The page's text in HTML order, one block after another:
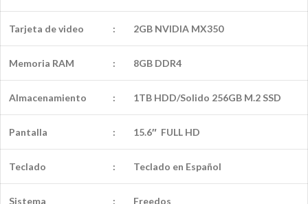
Tarjeta de video : 2GB NVIDIA MX350
Memoria RAM : 8GB DDR4
Almacenamiento : 1TB HDD/Solido 256GB M.2 SSD
Pantalla : 15.6″ FULL HD
Teclado : Teclado en Español
Sistema : Freedos